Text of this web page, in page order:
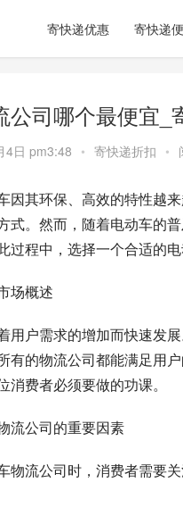
寄快递优惠 寄快递
公司哪个最便宜
4日 pm3:48 • 寄快递折扣 •
因其环保、高效的特性越
式。然而，随着电动车的
过程中，选择一个合适的电
场概述
用户需求的增加而快速发
有的物流公司都能满足用
费者必须要做的功课。
流公司的重要因素
物流公司时，消费者需要关